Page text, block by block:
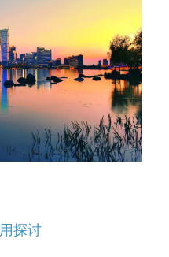
探讨